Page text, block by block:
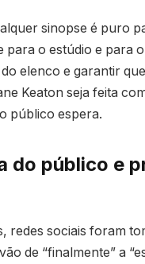
sinopse é puro
para o estúdio e para
elenco e garantir
Keaton seja feita
público espera.
do público e
redes sociais foram
de “finalmente” a